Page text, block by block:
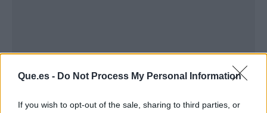
Que.es - Do Not Process My Personal Information
If you wish to opt-out of the sale, sharing to third parties, or